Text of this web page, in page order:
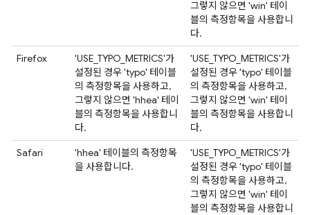
그렇지 않으면 'win' 테이
블의 측정항목을 사용합니
다.
Firefox
'USE_TYPO_METRICS'가
설정된 경우 'typo' 테이블
의 측정항목을 사용하고,
그렇지 않으면 'hhea' 테이
블의 측정항목을 사용합니
다.
'USE_TYPO_METRICS'가
설정된 경우 'typo' 테이블
의 측정항목을 사용하고,
그렇지 않으면 'win' 테이
블의 측정항목을 사용합니
다.
Safari
'hhea' 테이블의 측정항목
을 사용합니다.
'USE_TYPO_METRICS'가
설정된 경우 'typo' 테이블
의 측정항목을 사용하고,
그렇지 않으면 'win' 테이
블의 측정항목을 사용합니